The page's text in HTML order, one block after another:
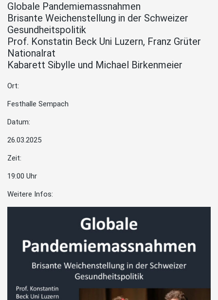
Globale Pandemiemassnahmen
Brisante Weichenstellung in der Schweizer
Gesundheitspolitik
Prof. Konstatin Beck Uni Luzern, Franz Grüter
Nationalrat
Kabarett Sibylle und Michael Birkenmeier
Ort:
Festhalle Sempach
Datum:
26.03.2025
Zeit:
19:00 Uhr
Weitere Infos: